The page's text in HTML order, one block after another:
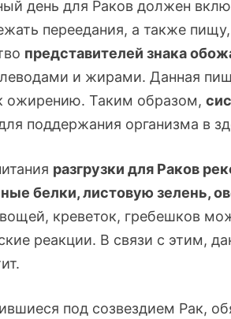
день для Раков должен
переедания, а также
представителей знака
и жирами. Данная
ожирению. Таким образом,
поддержания организма в
разгрузки для Раков
белки, листовую зелень,
креветок, гребешков
реакции. В связи с этим,
под созвездием Рак,